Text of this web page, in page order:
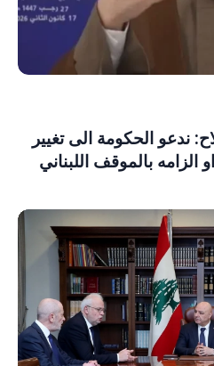
ندعو الحكومة الى تغيير
الزامه بالموقف اللبناني